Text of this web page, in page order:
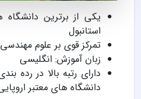
یکی از برترین دانشگاه
استانبول
تمرکز قوی بر علوم
زبان آموزش: انگلیسی
دارای رتبه بالا در رده
دانشگاه های معتبر